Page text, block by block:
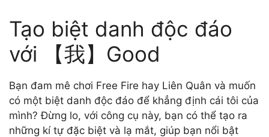
Tạo biệt danh độc đáo
với 【我】Good
Bạn đam mê chơi Free Fire hay Liên Quân và muốn
có một biệt danh độc đáo để khẳng định cái tôi của
mình? Đừng lo, với công cụ này, bạn có thể tạo ra
những kí tự đặc biệt và lạ mắt, giúp bạn nổi bật